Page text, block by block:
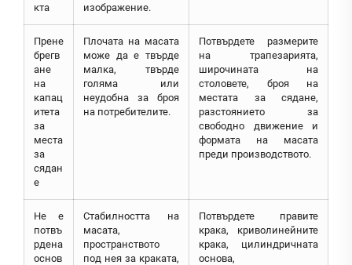
кта
изображение.
Прене
брегв
ане
на
капац
итета
за
места
за
сядан
е
Плочата на масата
може да е твърде
малка, твърде
голяма или
неудобна за броя
на потребителите.
Потвърдете размерите
на трапезарията,
широчината на
столовете, броя на
местата за сядане,
разстоянието за
свободно движение и
формата на масата
преди производството.
Не е
потвъ
рдена
основ
Стабилността на
масата,
пространството
под нея за краката,
Потвърдете правите
крака, криволинейните
крака, цилиндричната
основа,